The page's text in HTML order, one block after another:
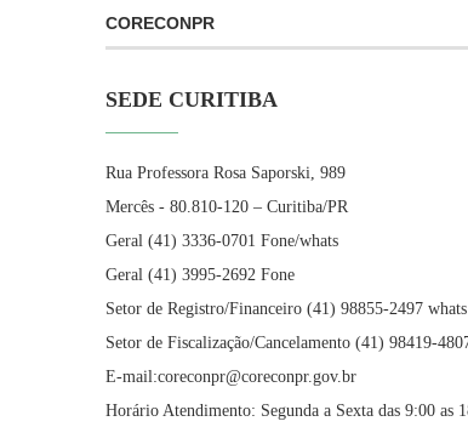
CORECONPR
SEDE CURITIBA
Rua Professora Rosa Saporski, 989
Mercês - 80.810-120 – Curitiba/PR
Geral (41) 3336-0701 Fone/whats
Geral (41) 3995-2692 Fone
Setor de Registro/Financeiro (41) 98855-2497 whats
Setor de Fiscalização/Cancelamento (41) 98419-
E-mail:coreconpr@coreconpr.gov.br
Horário Atendimento: Segunda a Sexta das 9:00 as